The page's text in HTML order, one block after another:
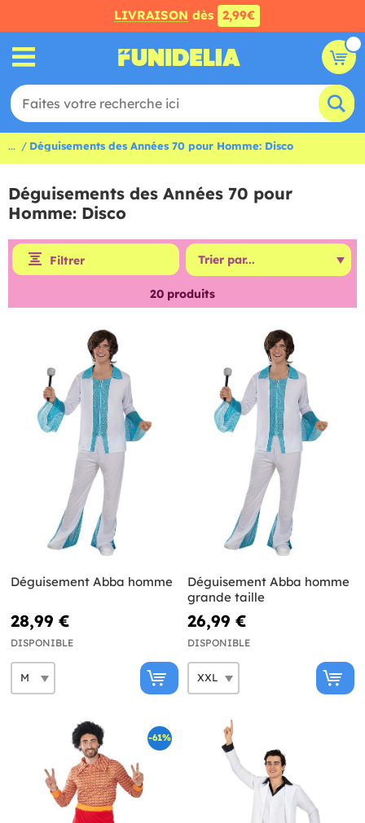
LIVRAISON dès 2,99€
... Déguisements des Années 70 pour Homme: Disco
Déguisements des Années 70 pour
Homme: Disco
Filtrer
20 produits
Déguisement Abba homme
28,99 €
DISPONIBLE
Déguisement Abba homme
grande taille
26,99 €
DISPONIBLE
-61%